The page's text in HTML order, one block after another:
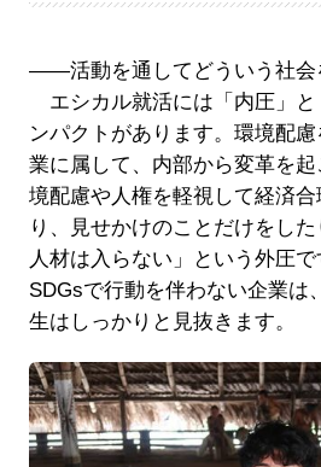
――活動を通してどういう社会
エシカル就活には「内圧」と
ンパクトがあります。環境配
業に属して、内部から変革を
境配慮や人権を軽視して経済
り、見せかけのことだけをし
人材は入らない」という外圧
SDGsで行動を伴わない企業は
生はしっかりと見抜きます。